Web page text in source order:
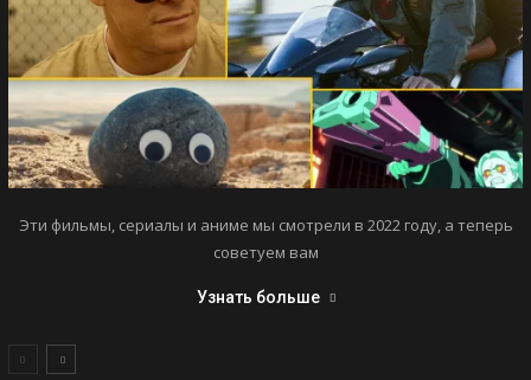
Эти фильмы, сериалы и аниме мы смотрели в 2022 году, а теперь
советуем вам
Узнать больше